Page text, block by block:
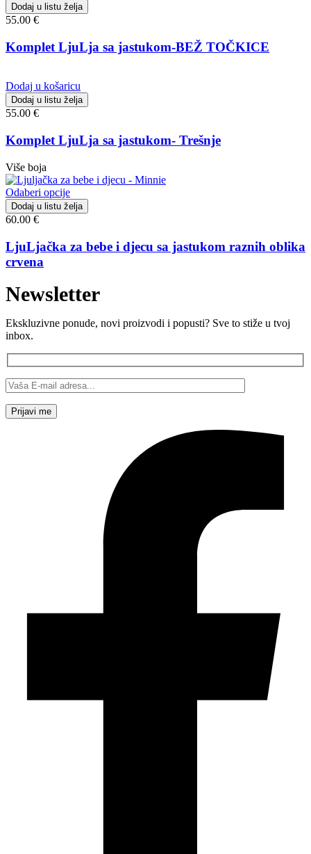
Dodaj u listu želja
55.00 €
Komplet LjuLja sa jastukom-BEŽ TOČKICE
Dodaj u košaricu
Dodaj u listu želja
55.00 €
Komplet LjuLja sa jastukom- Trešnje
Više boja
Odaberi opcije
Dodaj u listu želja
60.00 €
LjuLjačka za bebe i djecu sa jastukom raznih oblika
crvena
Newsletter
Ekskluzivne ponude, novi proizvodi i popusti? Sve to stiže u tvoj
inbox.